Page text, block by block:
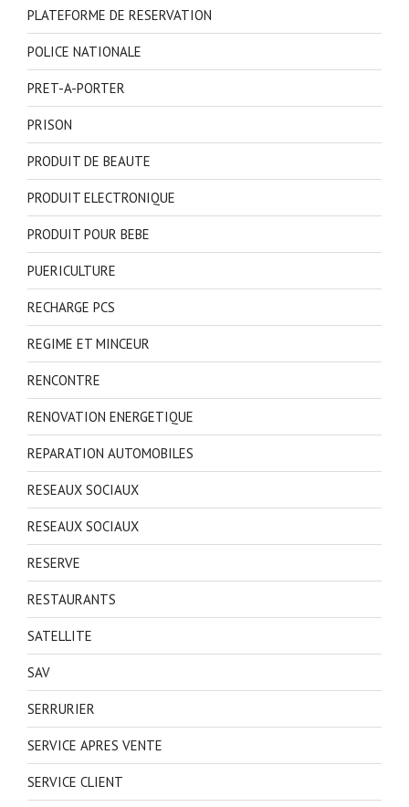
PLATEFORME DE RESERVATION
POLICE NATIONALE
PRET-A-PORTER
PRISON
PRODUIT DE BEAUTE
PRODUIT ELECTRONIQUE
PRODUIT POUR BEBE
PUERICULTURE
RECHARGE PCS
REGIME ET MINCEUR
RENCONTRE
RENOVATION ENERGETIQUE
REPARATION AUTOMOBILES
RESEAUX SOCIAUX
RESEAUX SOCIAUX
RESERVE
RESTAURANTS
SATELLITE
SAV
SERRURIER
SERVICE APRES VENTE
SERVICE CLIENT